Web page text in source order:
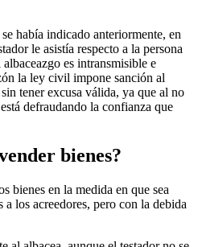
había indicado anteriormente, en
le asistía respecto a la persona
es intransmisible e
la ley civil impone sanción al
tener excusa válida, ya que al no
defraudando la confianza que
bienes?
bienes en la medida en que sea
a los acreedores, pero con la debida